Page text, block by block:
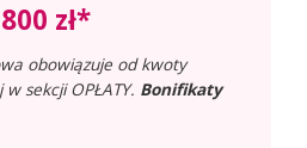
800 zł*
obowiązuje od kwoty
sekcji OPŁATY. Bonifikaty